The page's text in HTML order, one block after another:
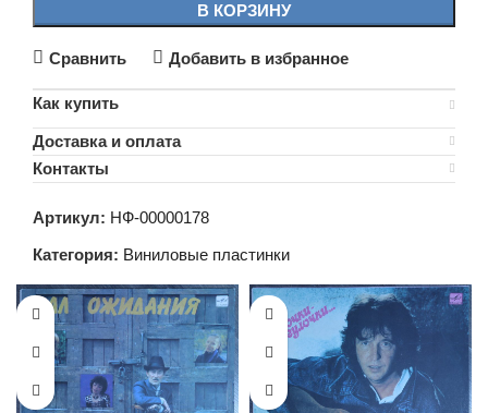
В КОРЗИНУ
Сравнить Добавить в избранное
Как купить
Доставка и оплата
Контакты
Артикул: НФ-00000178
Категория: Виниловые пластинки